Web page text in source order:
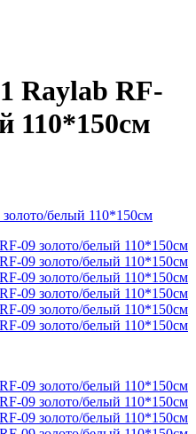
Raylab RF-
110*150см